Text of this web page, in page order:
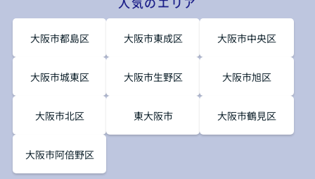
大阪市都島区 大阪市東成区 大阪市中央区
大阪市城東区 大阪市生野区 大阪市旭区
大阪市北区 東大阪市 大阪市鶴見区
大阪市阿倍野区